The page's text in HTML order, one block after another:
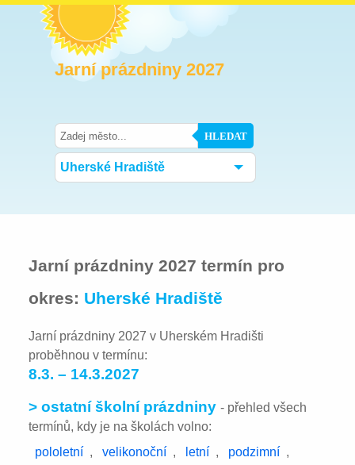
Jarní prázdniny 2027
HLEDAT
Uherské Hradiště
Jarní prázdniny 2027 termín pro
okres: Uherské Hradiště
Jarní prázdniny 2027 v Uherském Hradišti
proběhnou v termínu:
8.3. – 14.3.2027
> ostatní školní prázdniny- přehled všech
termínů, kdy je na školách volno:
pololetní , velikonoční , letní , podzimní ,